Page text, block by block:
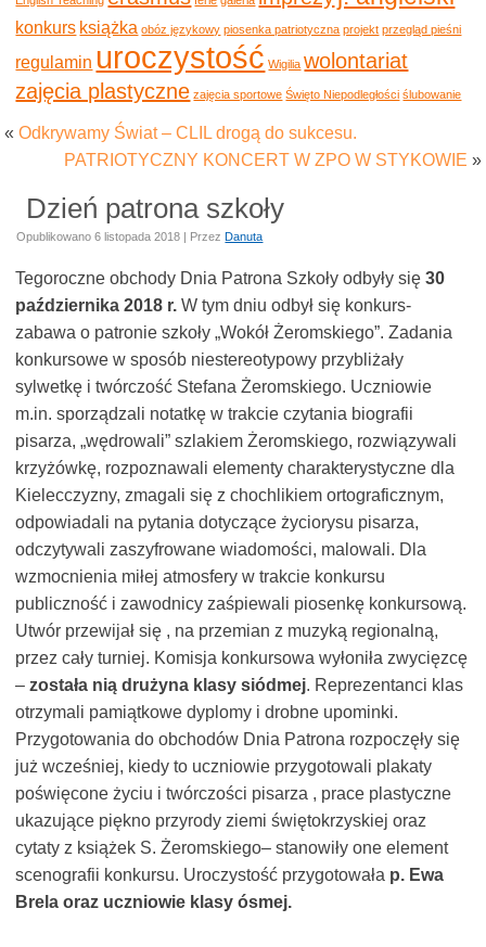
konkurs książka obóz językowy piosenka patriotyczna projekt przegląd pieśni
regulamin uroczystość Wigilia wolontariat
zajęcia plastyczne zajęcia sportowe Święto Niepodległości ślubowanie
«Odkrywamy Świat – CLIL drogą do sukcesu.
PATRIOTYCZNY KONCERT W ZPO W STYKOWIE »
Dzień patrona szkoły
Opublikowano 6 listopada 2018 | Przez Danuta
Tegoroczne obchody Dnia Patrona Szkoły odbyły się30
października 2018 r. W tym dniu odbył się konkurs-
zabawa o patronie szkoły „Wokół Żeromskiego”. Zadania
konkursowe w sposób niestereotypowy przybliżały
sylwetkę i twórczość Stefana Żeromskiego. Uczniowie
m.in. sporządzali notatkę w trakcie czytania biografii
pisarza, „wędrowali” szlakiem Żeromskiego, rozwiązywali
krzyżówkę, rozpoznawali elementy charakterystyczne dla
Kielecczyzny, zmagali się z chochlikiem ortograficznym,
odpowiadali na pytania dotyczące życiorysu pisarza,
odczytywali zaszyfrowane wiadomości, malowali. Dla
wzmocnienia miłej atmosfery w trakcie konkursu
publiczność i zawodnicy zaśpiewali piosenkę konkursową.
Utwór przewijał się , na przemian z muzyką regionalną,
przez cały turniej. Komisja konkursowa wyłoniła zwycięzcę
–została nią drużyna klasy siódmej. Reprezentanci klas
otrzymali pamiątkowe dyplomy i drobne upominki.
Przygotowania do obchodów Dnia Patrona rozpoczęły się
już wcześniej, kiedy to uczniowie przygotowali plakaty
poświęcone życiu i twórczości pisarza , prace plastyczne
ukazujące piękno przyrody ziemi świętokrzyskiej oraz
cytaty z książek S. Żeromskiego– stanowiły one element
scenografii konkursu. Uroczystość przygotowała p. Ewa
Brela oraz uczniowie klasy ósmej.